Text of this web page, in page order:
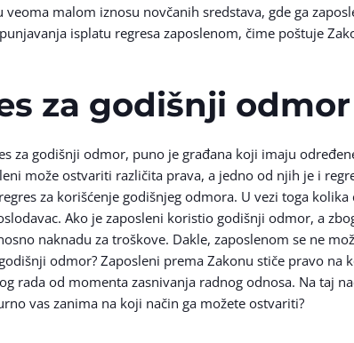
malom iznosu novčanih sredstava, gde ga
isplatu regresa zaposlenom, čime poštuje
za godišnji odmor
za godišnji odmor, puno je građana koji imaju
može ostvariti različita prava, a jedno od njih je i
za korišćenje godišnjeg odmora. U vezi toga
Ako je zaposleni koristio godišnji odmor, a
naknadu za troškove. Dakle, zaposlenom se ne
odmor? Zaposleni prema Zakonu stiče pravo
rada od momenta zasnivanja radnog odnosa. Na taj
vas zanima na koji način ga možete ostvariti?